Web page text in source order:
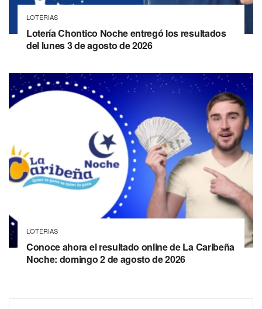
LOTERIAS
Lotería Chontico Noche entregó los resultados
del lunes 3 de agosto de 2026
LOTERIAS
Conoce ahora el resultado online de La Caribeña
Noche: domingo 2 de agosto de 2026